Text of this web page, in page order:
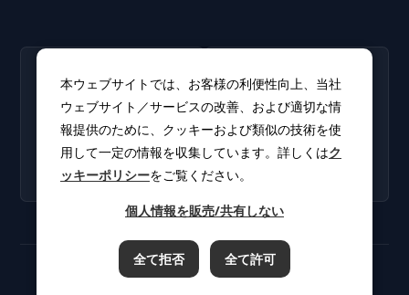
採用情報
新卒・キャリア採用情報を
掲載しています。
CLUB PHI（会員専
用）
ソフトウェアアップデート
やカタログをダウンロー
ド。
本ウェブサイトでは、お客様の利便性向上、当社
ウェブサイト／サービスの改善、および適切な情
報提供のために、クッキーおよび類似の技術を使
用して一定の情報を収集しています。詳しくはク
ッキーポリシーをご覧ください。
個人情報を販売/共有しない
全て拒否 全て許可